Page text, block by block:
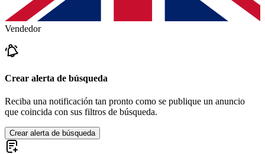
Vendedor
Crear alerta de búsqueda
Reciba una notificación tan pronto como se publique un anuncio
que coincida con sus filtros de búsqueda.
Crear alerta de búsqueda